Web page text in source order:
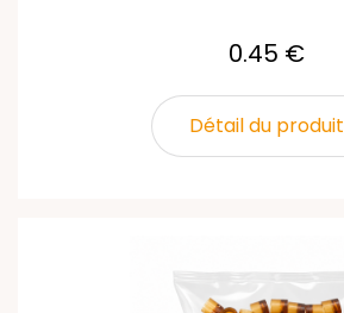
0.45 €
Détail du produit